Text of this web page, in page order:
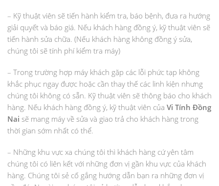
– Kỹ thuật viên sẽ tiến hành kiểm tra, báo bệnh, đưa ra hướng
giải quyết và báo giá. Nếu khách hàng đồng ý, kỹ thuật viên sẽ
tiến hành sửa chữa. (Nếu khách hàng không đồng ý sửa,
chúng tôi sẽ tính phí kiểm tra máy)
– Trong trường hợp máy khách gặp các lỗi phức tạp không
khắc phục ngay được hoặc cần thay thế các linh kiện nhưng
chúng tôi không có sẵn. Kỹ thuật viên sẽ thông báo cho khách
hàng. Nếu khách hàng đồng ý, kỹ thuật viên của Vi Tính Đồng
Nai sẽ mang máy về sửa và giao trả cho khách hàng trong
thời gian sớm nhất có thể.
– Những khu vực xa chúng tôi thì khách hàng cứ yên tâm
chúng tôi có liên kết với những đơn vị gần khu vực của khách
hàng. Chúng tôi sẻ cố gắng hướng dẫn bạn ra những đơn vị